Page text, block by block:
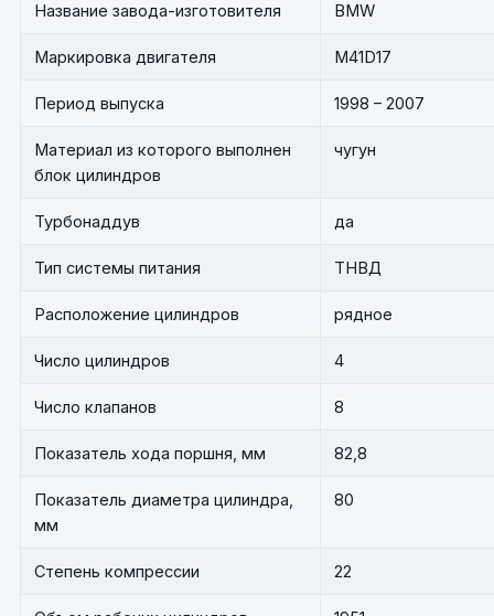
Название завода-изготовителя BMW
Маркировка двигателя M41D17
Период выпуска 1998 – 2007
Материал из которого выполнен
блок цилиндров
чугун
Турбонаддув да
Тип системы питания ТНВД
Расположение цилиндров рядное
Число цилиндров 4
Число клапанов 8
Показатель хода поршня, мм 82,8
Показатель диаметра цилиндра,
мм
80
Степень компрессии 22